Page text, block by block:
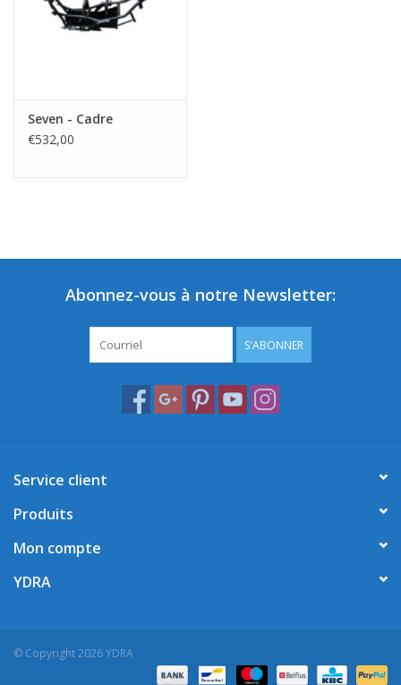
Seven - Cadre
€532,00
Abonnez-vous à notre Newsletter:
S'ABONNER
Service client
Produits
Mon compte
YDRA
© Copyright 2026 YDRA